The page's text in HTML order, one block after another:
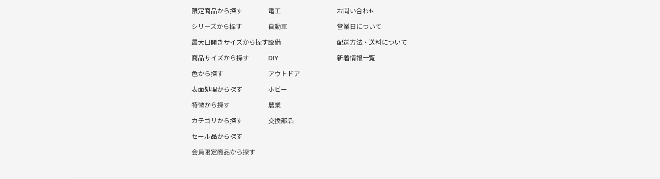
限定商品から探す
シリーズから探す
最大口開きサイズから探す
商品サイズから探す
色から探す
表面処理から探す
特徴から探す
カテゴリから探す
セール品から探す
会員限定商品から探す
電工
自動車
設備
DIY
アウトドア
ホビー
農業
交換部品
お問い合わせ
営業日について
配送方法・送料について
新着情報一覧